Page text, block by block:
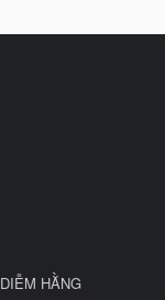
HẰNG